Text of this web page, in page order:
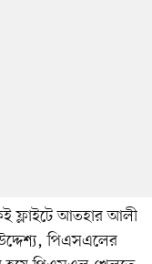
ফ্লাইটে আতহার আলী
পিএসএলের